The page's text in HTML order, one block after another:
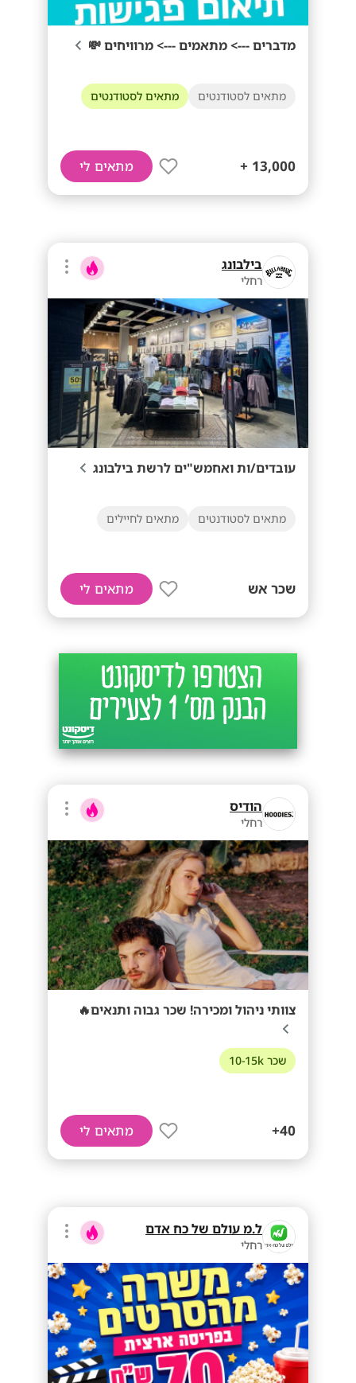
מדברים ---> מתאמים ---> מרוויחים 💸
מתאים לסטודנטים מתאים לסטודנטים
13,000 + מתאים לי
בילבונג
רחלי
עובדים/ות ואחמש"ים לרשת בילבונג
מתאים לסטודנטים מתאים לחיילים
שכר אש מתאים לי
הודיס
רחלי
צוותי ניהול ומכירה! שכר גבוה ותנאים🔥
שכר 10-15k
40+ מתאים לי
ל.מ עולם של כח אדם
רחלי